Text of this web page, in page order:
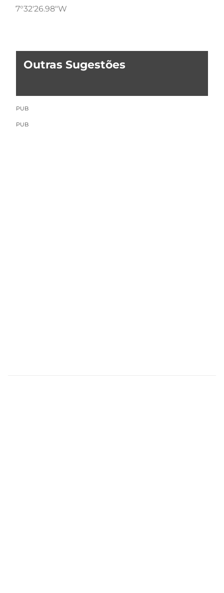
7°32'26.98"W
Outras Sugestões
PUB
PUB